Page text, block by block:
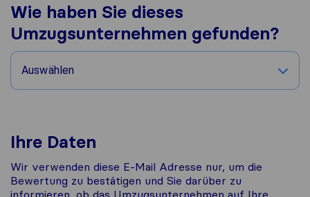
Wie haben Sie dieses
Umzugsunternehmen gefunden?
Auswählen
Ihre Daten
Wir verwenden diese E-Mail Adresse nur, um die
Bewertung zu bestätigen und Sie darüber zu
informieren, ob das Umzugsunternehmen auf Ihre